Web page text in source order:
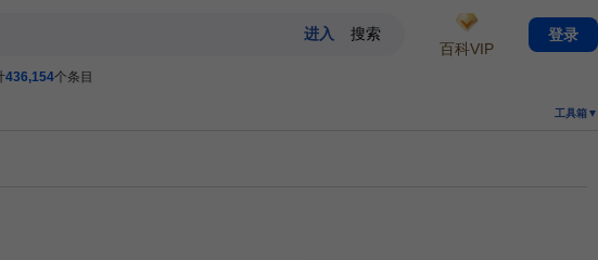
436,154个条目
工具箱▼
百科VIP
登录